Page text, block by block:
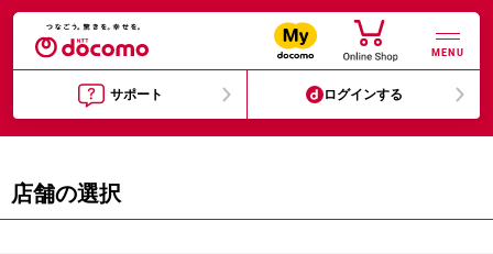
MENU
サポート ログインする
店舗の選択